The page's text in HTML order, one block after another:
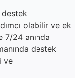
destek
olabilir ve ek
7/24 anında
destek
ve